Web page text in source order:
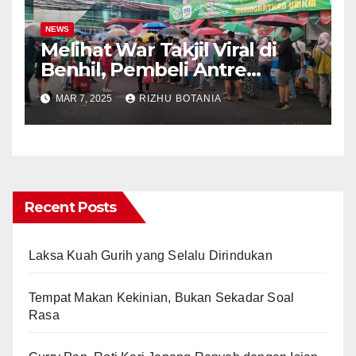
NEWS
Melihat War Takjil Viral di
Benhil, Pembeli Antre
Panjang meski Gerimis
MAR 7, 2025 RIZHU BOTANIA
Recent Posts
Laksa Kuah Gurih yang Selalu Dirindukan
Tempat Makan Kekinian, Bukan Sekadar Soal
Rasa